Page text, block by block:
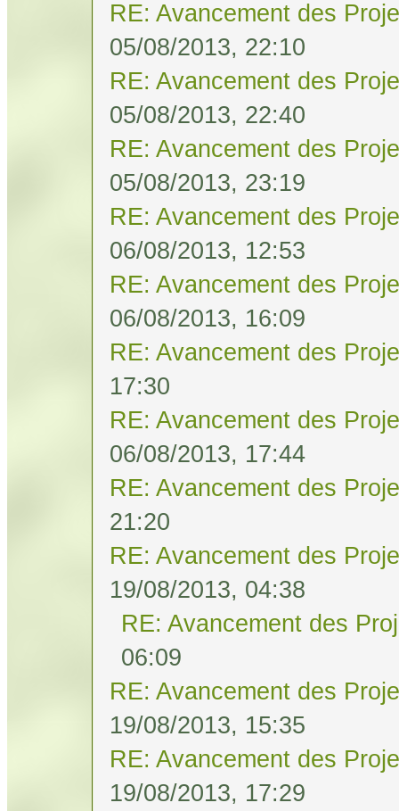
RE: Avancement des
05/08/2013, 22:10
RE: Avancement des
05/08/2013, 22:40
RE: Avancement des
05/08/2013, 23:19
RE: Avancement des
06/08/2013, 12:53
RE: Avancement des
06/08/2013, 16:09
RE: Avancement des
17:30
RE: Avancement des
06/08/2013, 17:44
RE: Avancement des
21:20
RE: Avancement des
19/08/2013, 04:38
RE: Avancement des
06:09
RE: Avancement des
19/08/2013, 15:35
RE: Avancement des
19/08/2013, 17:29